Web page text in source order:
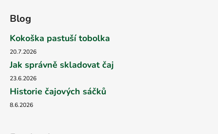
Blog
Kokoška pastuší tobolka
20.7.2026
Jak správně skladovat čaj
23.6.2026
Historie čajových sáčků
8.6.2026